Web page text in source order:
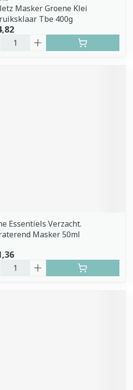
Masker Groene Klei
Tbe 400g
Essentiels Verzacht.
Masker 50ml